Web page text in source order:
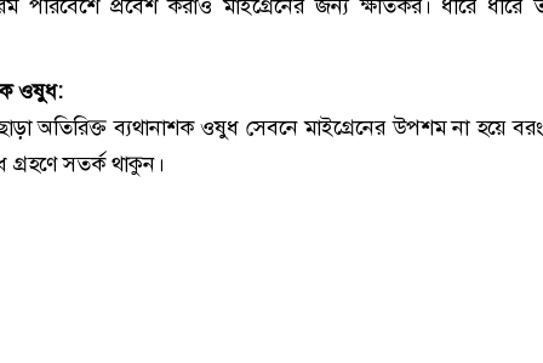
পরিবেশে প্রবেশ করাও মাইগ্রেনের জন্য ক্ষতিকর। ধীরে ধীরে
ওষুধ:
ছাড়া অতিরিক্ত ব্যথানাশক ওষুধ সেবনে মাইগ্রেনের উপশম না হয়ে
সতর্ক থাকুন।